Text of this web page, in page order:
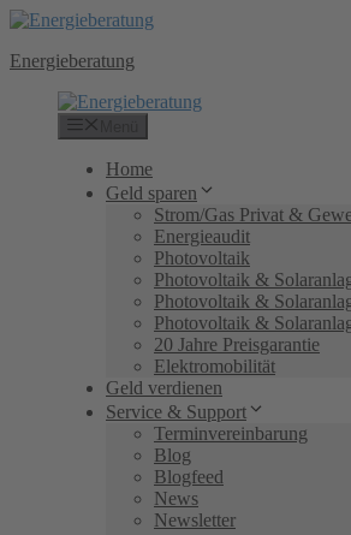
Zum
springen
Energieberatung
Home
Geld sparen
Strom/Gas Privat &
Energieaudit
Photovoltaik
Photovoltaik &
Photovoltaik &
Photovoltaik &
20 Jahre Preisgarantie
Elektromobilität
Geld verdienen
Service & Support
Terminvereinbarung
Blog
Blogfeed
News
Newsletter